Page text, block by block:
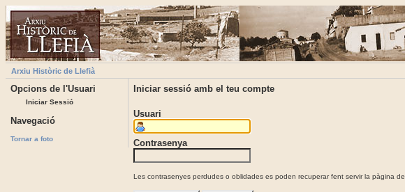
Arxiu Històric de Llefià
Opcions de l'Usuari
Iniciar Sessió
Navegació
Tornar a foto
Iniciar sessió amb el teu compte
Usuari
Contrasenya
Les contrasenyes perdudes o oblidades es poden recuperar fent servir la pàgina de